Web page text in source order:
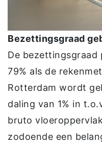
Bezettingsgraad
De bezettingsgraad
79% als de
Rotterdam wordt
daling van 1% in
bruto
zodoende een